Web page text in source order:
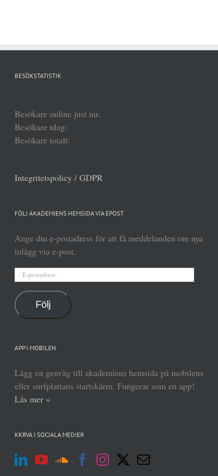
BESÖKSTATISTIK
Besökare online just nu:
Besökare idag:
Besökare totalt:
Integritetspolicy / GDPR
FÖLJ AKADEMIENS HEMSIDA VIA EPOST
Ange din e-postadress för att få meddelanden om nya
inlägg via e-post.
postadress
Följ
APP I MOBILEN
Lägg en genväg till akademiens hemsida på mobilens
eller surfplattans startskärm. Fungerar som en app!
Läs mer »
KKRVA I SOCIALA MEDIER